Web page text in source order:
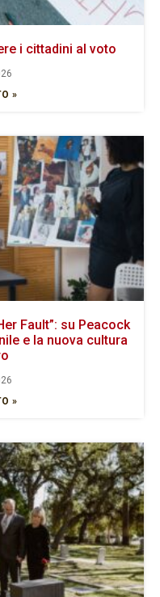
i cittadini al voto
»
Fault”: su Peacock
e la nuova cultura
»